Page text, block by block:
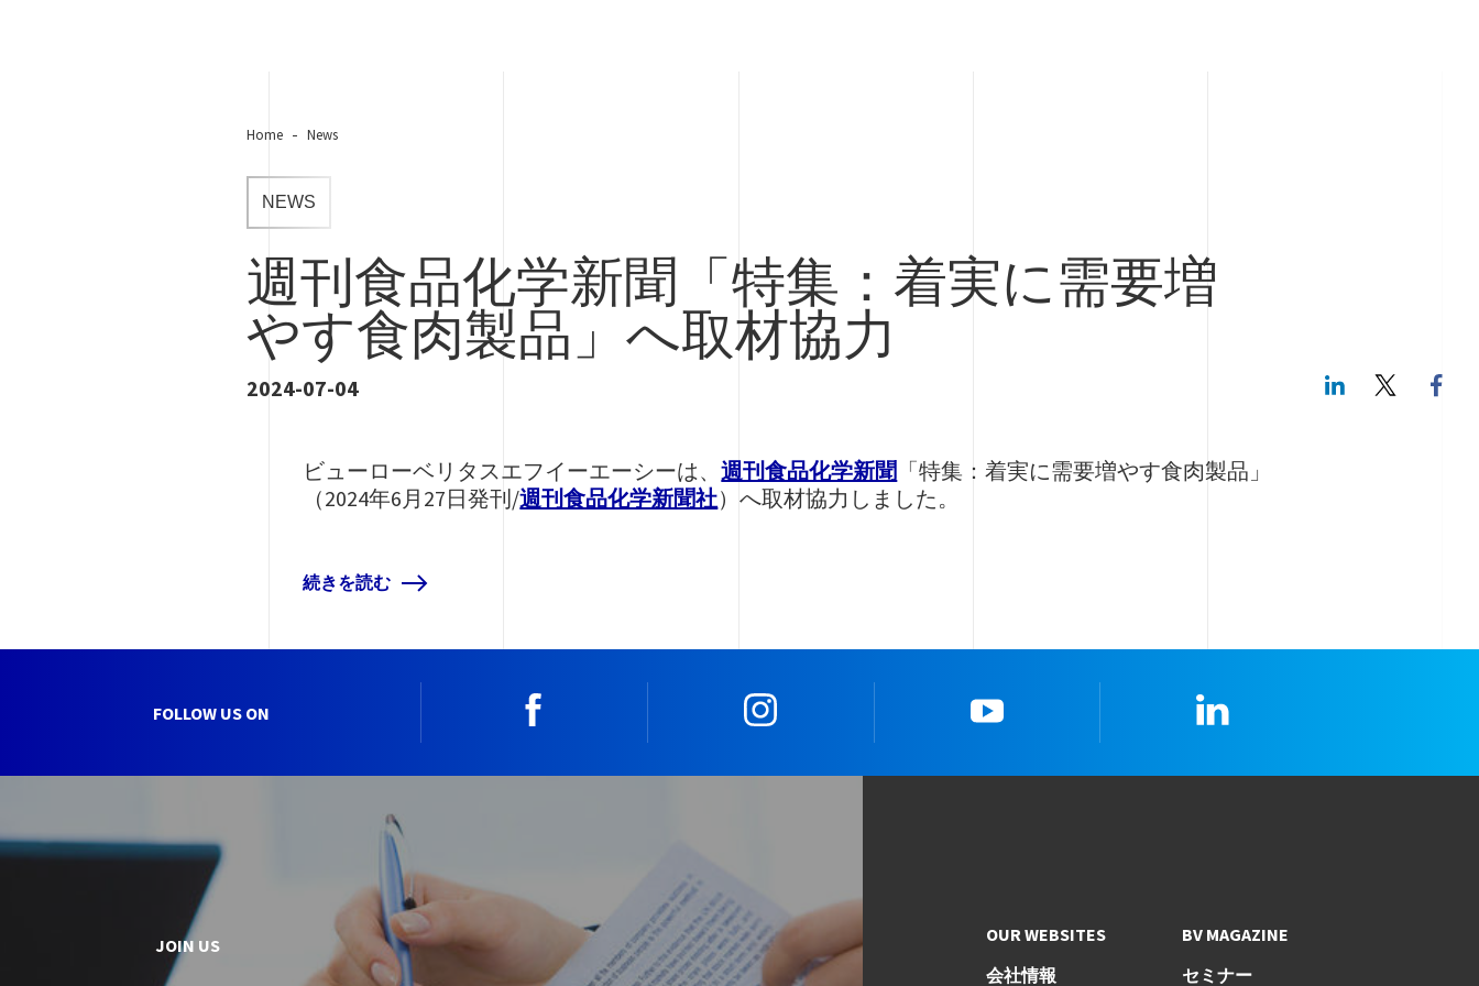
Home News
NEWS
週刊食品化学新聞「特集：着実に需要増
やす食肉製品」へ取材協力
2024-07-04 LinkedIn
ビューローベリタスエフイーエーシーは、週刊食品化学新聞 「特集：着実に需要増やす食肉製品」
（2024年6月27日発刊/週刊食品化学新聞社）へ取材協力しました。
続きを読む
FOLLOW US ON
JOIN US
OUR WEBSITES
会社情報
BV MAGAZINE
セミナー